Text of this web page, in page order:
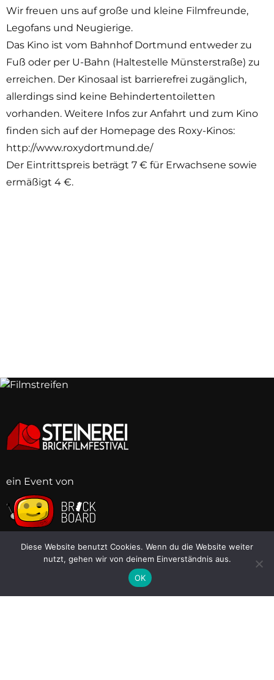
Wir freuen uns auf große und kleine Filmfreunde,
Legofans und Neugierige.
Das Kino ist vom Bahnhof Dortmund entweder zu
Fuß oder per U-Bahn (Haltestelle Münsterstraße) zu
erreichen. Der Kinosaal ist barrierefrei zugänglich,
allerdings sind keine Behindertentoiletten
vorhanden. Weitere Infos zur Anfahrt und zum Kino
finden sich auf der Homepage des Roxy-Kinos:
http://www.roxydortmund.de/
Der Eintrittspreis beträgt 7 € für Erwachsene sowie
ermäßigt 4 €.
Diese Website benutzt Cookies. Wenn du die Website weiter
nutzt, gehen wir von deinem Einverständnis aus.
OK
ein Event von
BBBBBBBB
BBBBBBBB
Links